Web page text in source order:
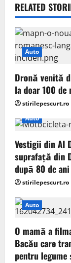
v
i
g
a
t
i
o
n
RELATED
Auto
Dronă venită
la doar 100
stirilepescurt.ro
Auto
Vestigii din Al
suprafață din
după 80 de ani
stirilepescurt.ro
Auto
O mamă a
Bacău care
pentru legume